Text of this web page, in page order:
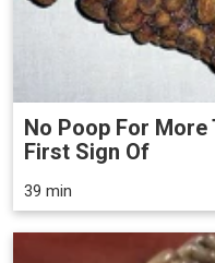
No Poop For More
First Sign Of
39 min